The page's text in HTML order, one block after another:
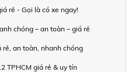
rẻ - Gọi là có xe ngay!
chóng – an toàn – giá rẻ
rẻ, an toàn, nhanh chóng
TPHCM giá rẻ & uy tín